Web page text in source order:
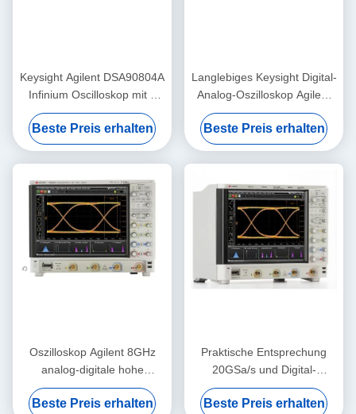
Keysight Agilent DSA90804A
Infinium Oscilloskop mit 8
GHz Bandbreite 50 Mpts
Speicher und
Seriendatenanalyse
Beste Preis erhalten
Langlebiges Keysight Digital-
Analog-Oszilloskop Agilent
DSO90404A 4 GHz
Oszilloskop
Beste Preis erhalten
Oszilloskop Agilent 8GHz
analog-digitale hohe
Auflösung Keysight
MSOS804A
Beste Preis erhalten
Praktische Entsprechung
20GSa/s und Digital-
Oszilloskop Keysight Agilent
DSOS054A
Beste Preis erhalten